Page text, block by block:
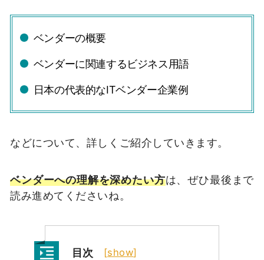
ベンダーの概要
ベンダーに関連するビジネス用語
日本の代表的なITベンダー企業例
などについて、詳しくご紹介していきます。
ベンダーへの理解を深めたい方は、ぜひ最後まで
読み進めてくださいね。
目次 [show]